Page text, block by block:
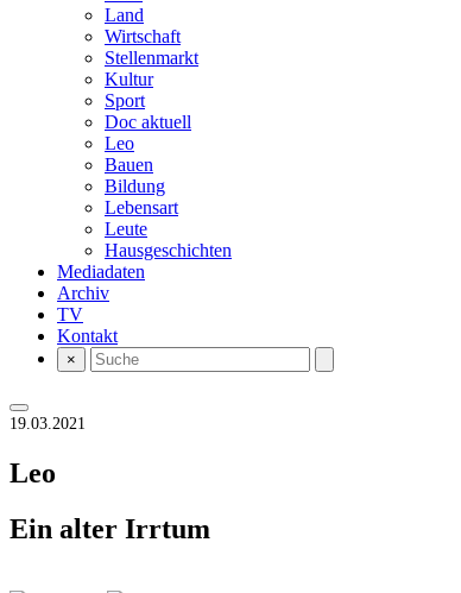
Land
Wirtschaft
Stellenmarkt
Kultur
Sport
Doc aktuell
Leo
Bauen
Bildung
Lebensart
Leute
Hausgeschichten
Mediadaten
Archiv
TV
Kontakt
×
19.03.2021
Leo
Ein alter Irrtum